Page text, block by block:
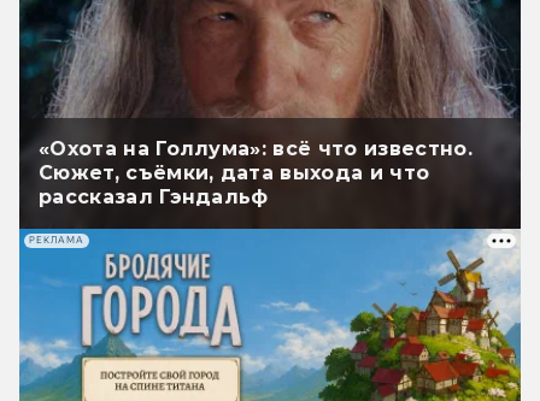
«Охота на Голлума»: всё что известно.
Сюжет, съёмки, дата выхода и что
рассказал Гэндальф
РЕКЛАМА